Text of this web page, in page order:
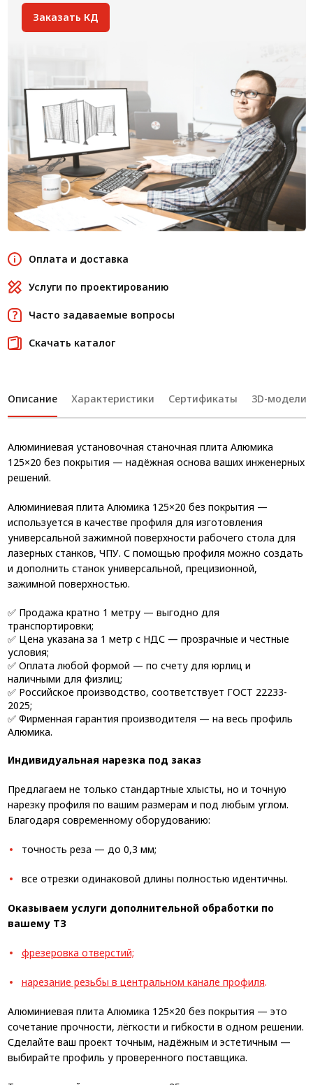
Заказать КД
Оплата и доставка
Услуги по проектированию
Часто задаваемые вопросы
Скачать каталог
Описание Характеристики Сертификаты 3D-модели
Алюминиевая установочная станочная плита Алюмика
125×20 без покрытия — надёжная основа ваших инженерных
решений.
Алюминиевая плита Алюмика 125×20 без покрытия —
используется в качестве профиля для изготовления
универсальной зажимной поверхности рабочего стола для
лазерных станков, ЧПУ. С помощью профиля можно создать
и дополнить станок универсальной, прецизионной,
зажимной поверхностью.
✅ Продажа кратно 1 метру — выгодно для
транспортировки;
✅ Цена указана за 1 метр с НДС — прозрачные и честные
условия;
✅ Оплата любой формой — по счету для юрлиц и
наличными для физлиц;
✅ Российское производство, соответствует ГОСТ 22233-
2025;
✅ Фирменная гарантия производителя — на весь профиль
Алюмика.
Индивидуальная нарезка под заказ
Предлагаем не только стандартные хлысты, но и точную
нарезку профиля по вашим размерам и под любым углом.
Благодаря современному оборудованию:
точность реза — до 0,3 мм;
все отрезки одинаковой длины полностью идентичны.
Оказываем услуги дополнительной обработки по
вашему ТЗ
фрезеровка отверстий;
нарезание резьбы в центральном канале профиля.
Алюминиевая плита Алюмика 125×20 без покрытия — это
сочетание прочности, лёгкости и гибкости в одном решении.
Сделайте ваш проект точным, надёжным и эстетичным —
выбирайте профиль у проверенного поставщика.